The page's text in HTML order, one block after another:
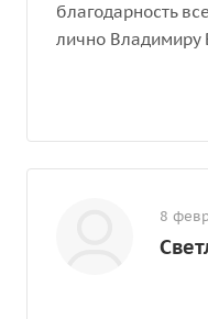
благодарность
лично Владимиру
8